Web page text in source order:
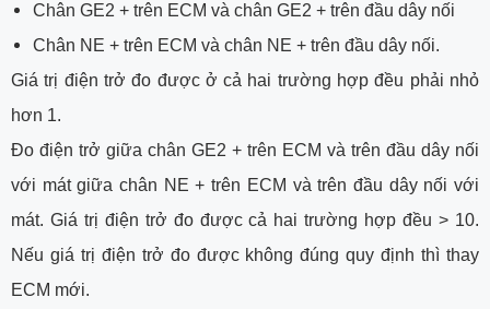
Chân GE2 + trên ECM và chân GE2 + trên đầu dây nối
Chân NE + trên ECM và chân NE + trên đầu dây nối.
Giá trị điện trở đo được ở cả hai trường hợp đều phải nhỏ
hơn 1.
Đo điện trở giữa chân GE2 + trên ECM và trên đầu dây nối
với mát giữa chân NE + trên ECM và trên đầu dây nối với
mát. Giá trị điện trở đo được cả hai trường hợp đều > 10.
Nếu giá trị điện trở đo được không đúng quy định thì thay
ECM mới.